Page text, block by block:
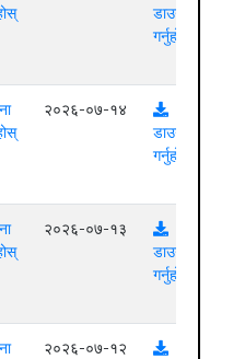
डाउनलोड
गर्नुहोस्
२०२६-०७-१४
डाउनलोड
गर्नुहोस्
२०२६-०७-१३
डाउनलोड
गर्नुहोस्
२०२६-०७-१२